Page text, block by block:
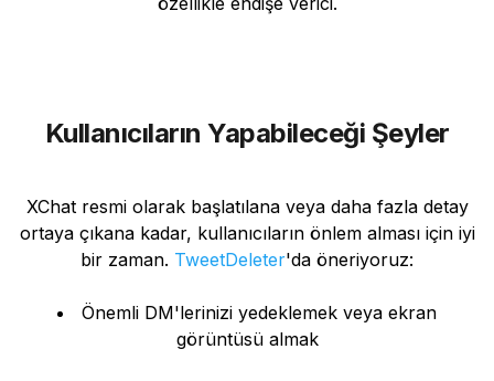
Kullanıcıların Yapabileceği Şeyler
XChat resmi olarak başlatılana veya daha fazla detay
ortaya çıkana kadar, kullanıcıların önlem alması için iyi
bir zaman. TweetDeleter'da öneriyoruz:
Önemli DM'lerinizi yedeklemek veya ekran
görüntüsü almak